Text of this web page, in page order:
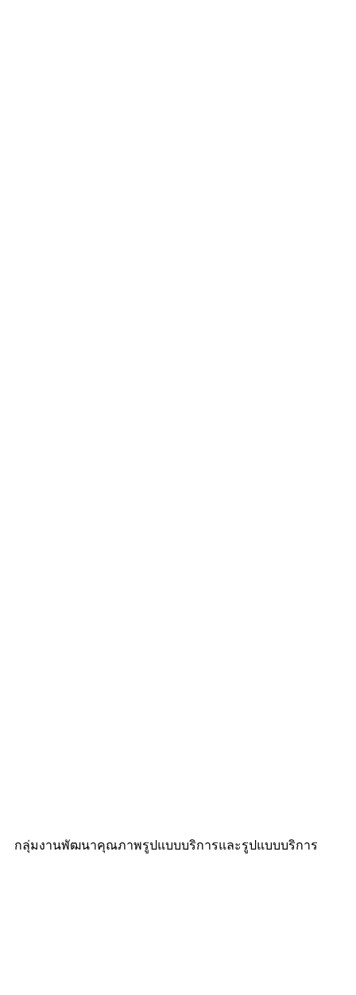
กลุ่มงานพัฒนาคุณภาพรูปแบบบริการและรูปแบบบริการ